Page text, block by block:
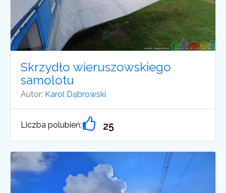
Skrzydło wieruszowskiego
samolotu
Autor: Karol Dąbrowski
Liczba polubień: 25